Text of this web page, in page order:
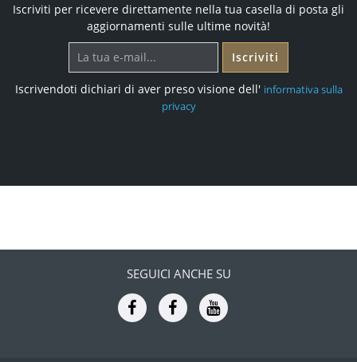
Iscriviti per ricevere direttamente nella tua casella di posta gli
aggiornamenti sulle ultime novità!
Iscriviti
Iscrivendoti dichiari di aver preso visione dell' informativa sulla
privacy
SEGUICI ANCHE SU